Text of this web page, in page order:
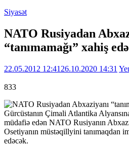
Siyasət
NATO Rusiyadan
“tanımamağı” xahiş
22.05.2012 12:41 26.10.2020 14:31
833
Gürcüstanın Çimali Atlantika
müdafiə edən NATO Rusiyanın
Osetiyanın müstəqillyini tanımaqdan
edəcək.